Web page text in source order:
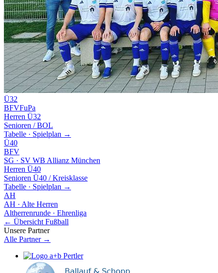
Ü32
BFVFuPa
Herren Ü32
Senioren / BOL
Tabelle · Spielplan →
Ü40
BFV
SG · SV WB Allianz München
Herren Ü40
Senioren Ü40 / Kreisklasse
Tabelle · Spielplan →
AH
AH · Alte Herren
Altherrenrunde · Ehrenliga
← Übersicht Fußball
Unsere Partner
Alle Partner →